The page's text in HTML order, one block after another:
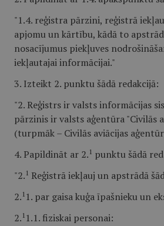
"1.4. reģistra pārzini, reģistrā
apjomu un kārtību, kādā to
nosacījumus piekļuves
iekļautajai informācijai."
3. Izteikt 2. punktu šādā redakcijā:
"2. Reģistrs ir valsts informācijas
pārzinis ir valsts aģentūra "Civilās
(turpmāk – Civilās aviācijas
4. Papildināt ar 2. 1 punktu šādā
"2. 1 Reģistrā iekļauj un apstrādā
2. 1 1. par gaisa kuģa īpašnieku un
2. 1 1.1. fiziskai personai: